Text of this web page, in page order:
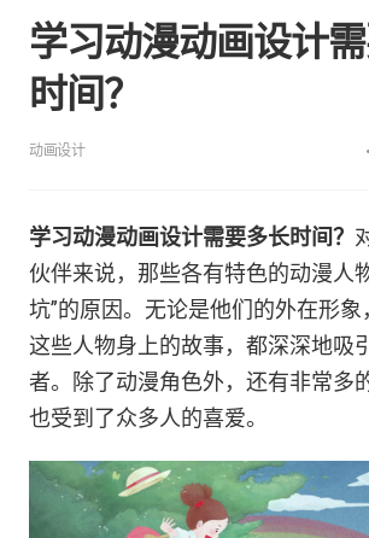
学习动漫动画设计
时间？
动画设计
学习动漫动画设计需要多长时间？
伙伴来说，那些各有特色的动漫人
坑”的原因。无论是他们的外在形
这些人物身上的故事，都深深地吸
者。除了动漫角色外，还有非常多
也受到了众多人的喜爱。